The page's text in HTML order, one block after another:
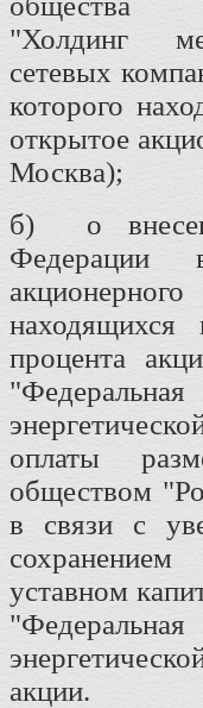
"Холдинг
сетевых
которого
открытое
Москва);
б) о
Федерации
находящихся
процента
оплаты
обществом
в связи с
уставном
акции.